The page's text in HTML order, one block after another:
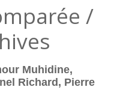
/
Muhidine,
Richard, Pierre